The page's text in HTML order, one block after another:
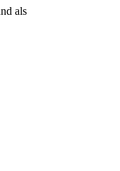
als